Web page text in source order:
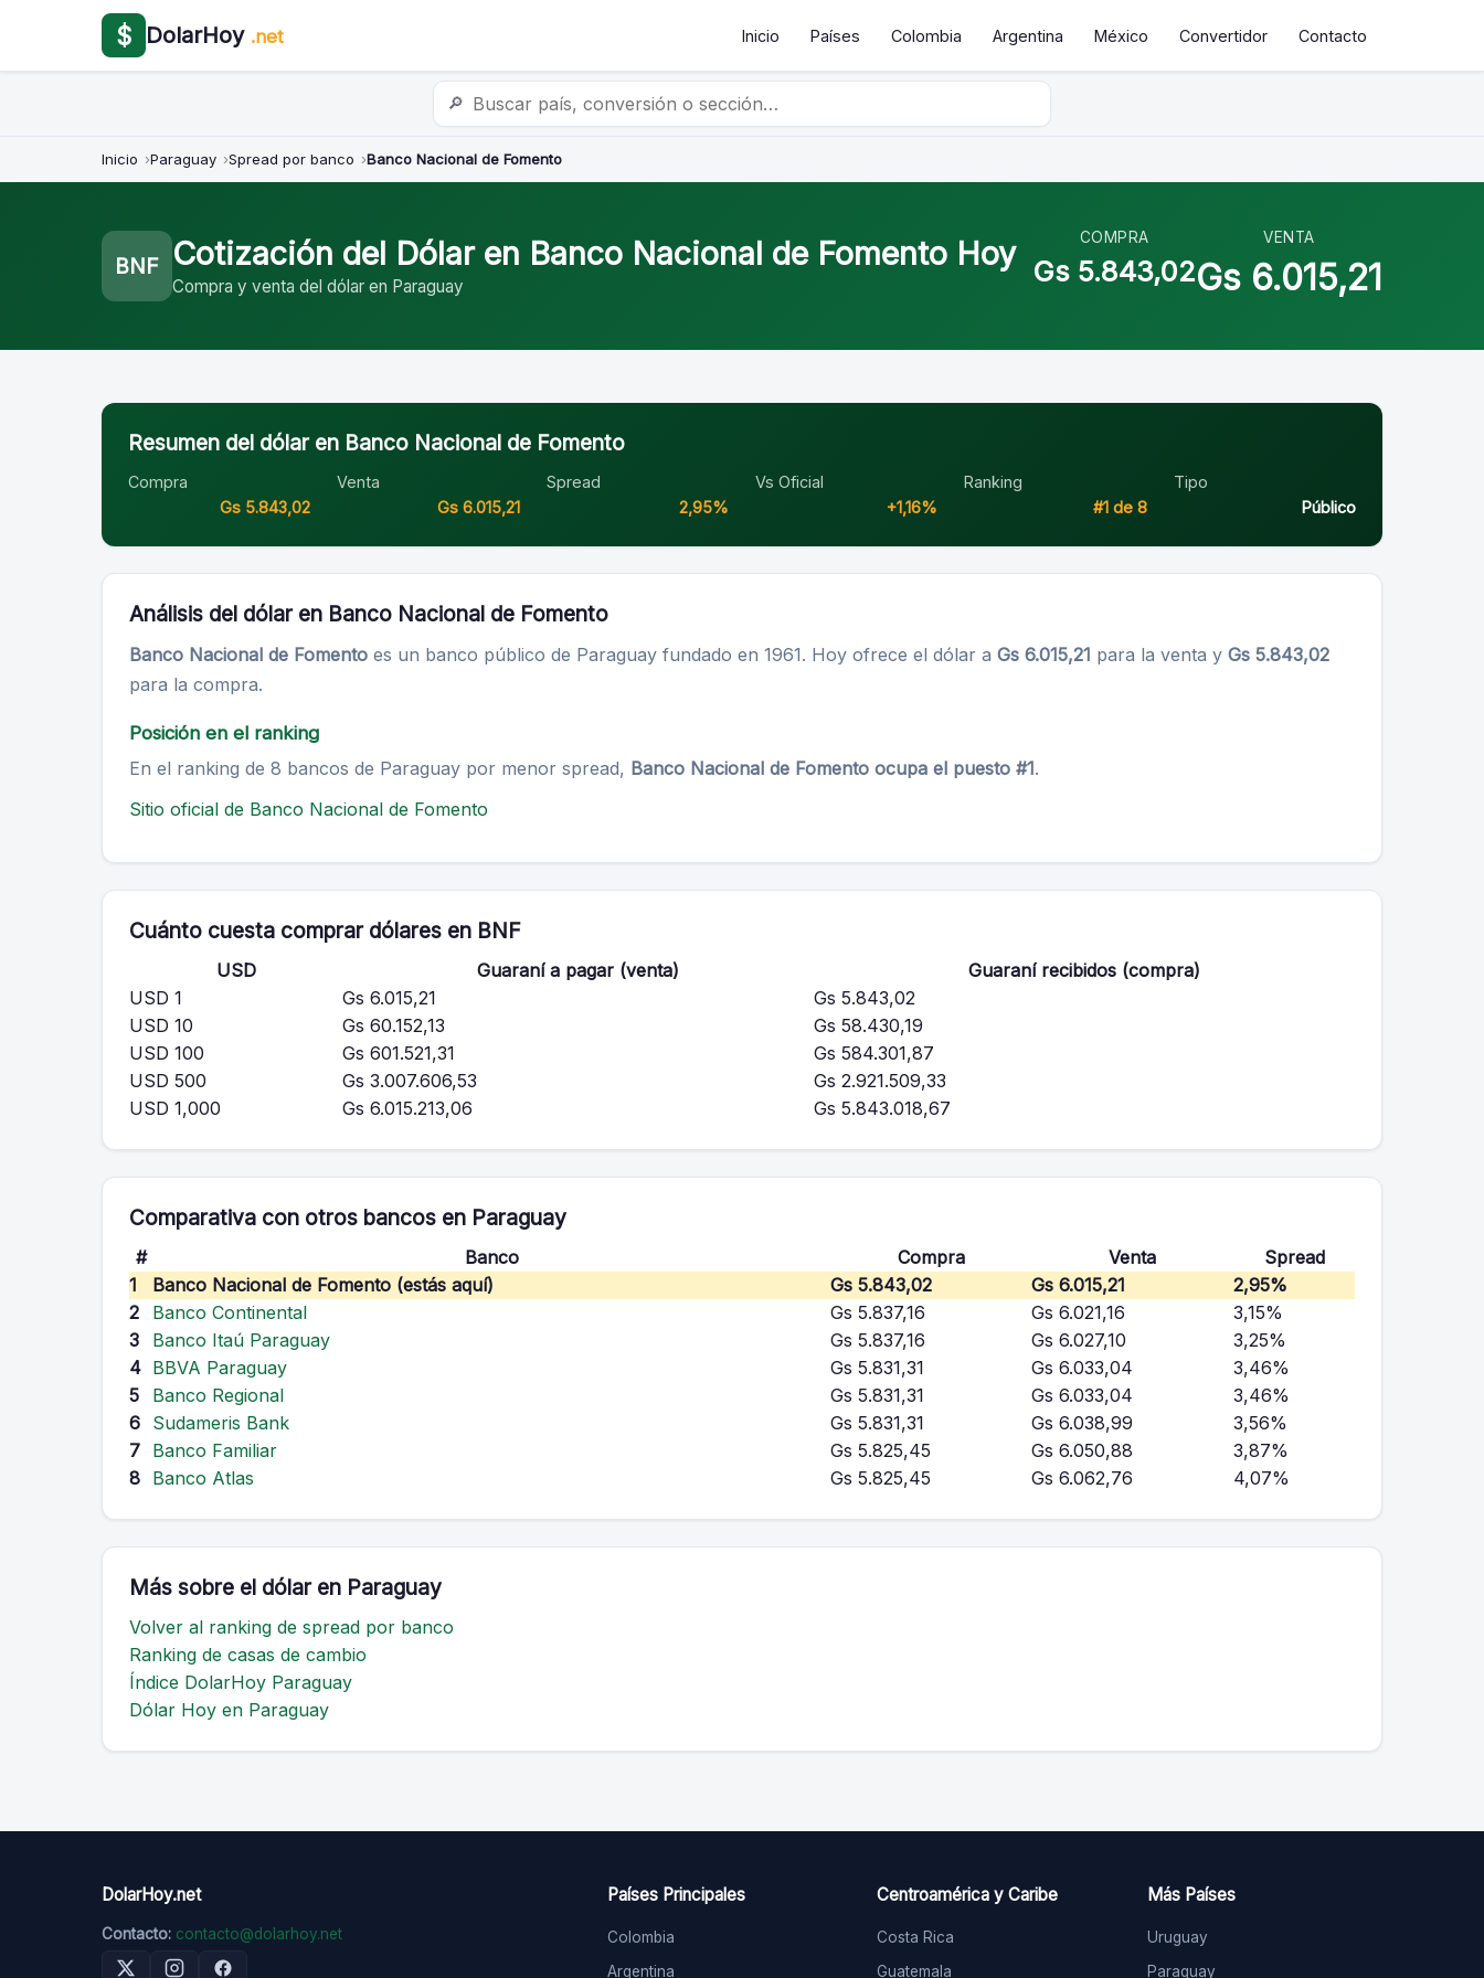
$ DolarHoy .net Inicio Países Colombia Argentina México Convertidor Contacto
🔎
Inicio Paraguay Spread por banco Banco Nacional de Fomento
BNF Cotización del Dólar en Banco Nacional de Fomento Hoy
Compra y venta del dólar en Paraguay
COMPRA
Gs 5.843,02
VENTA
Gs 6.015,21
Resumen del dólar en Banco Nacional de Fomento
Compra
Gs 5.843,02
Venta
Gs 6.015,21
Spread
2,95%
Vs Oficial
+1,16%
Ranking
#1 de 8
Tipo
Público
Análisis del dólar en Banco Nacional de Fomento
Banco Nacional de Fomento es un banco público de Paraguay fundado en 1961. Hoy ofrece el dólar a Gs 6.015,21 para la venta y Gs 5.843,02
para la compra.
Posición en el ranking
En el ranking de 8 bancos de Paraguay por menor spread, Banco Nacional de Fomento ocupa el puesto #1.
Sitio oficial de Banco Nacional de Fomento
Cuánto cuesta comprar dólares en BNF
USD Guaraní a pagar (venta)
Guaraní recibidos (compra)
USD 1
Gs 6.015,21
Gs 5.843,02
USD 10
Gs 60.152,13
Gs 58.430,19
USD 100
Gs 601.521,31
Gs 584.301,87
USD 500
Gs 3.007.606,53
Gs 2.921.509,33
USD 1,000
Gs 6.015.213,06 Gs 5.843.018,67
Comparativa con otros bancos en Paraguay
# Banco Compra Venta
Spread
1
Banco Nacional de Fomento (estás aquí) Gs 5.843,02 Gs 6.015,21
2,95%
2
Banco Continental Gs 5.837,16 Gs 6.021,16
3,15%
3
Banco Itaú Paraguay Gs 5.837,16 Gs 6.027,10
3,25%
4 BBVA Paraguay Gs 5.831,31 Gs 6.033,04
3,46%
5
Banco Regional Gs 5.831,31 Gs 6.033,04
3,46%
6 Sudameris Bank Gs 5.831,31 Gs 6.038,99
3,56%
7 Banco Familiar Gs 5.825,45 Gs 6.050,88
3,87%
8 Banco Atlas Gs 5.825,45 Gs 6.062,76 4,07%
Más sobre el dólar en Paraguay
Volver al ranking de spread por banco
Ranking de casas de cambio
Índice DolarHoy Paraguay
Dólar Hoy en Paraguay
DolarHoy.net
Contacto: contacto@dolarhoy.net
Países Principales
Colombia
Argentina
Centroamérica y Caribe
Costa Rica
Guatemala
Más Países
Uruguay
Paraguay